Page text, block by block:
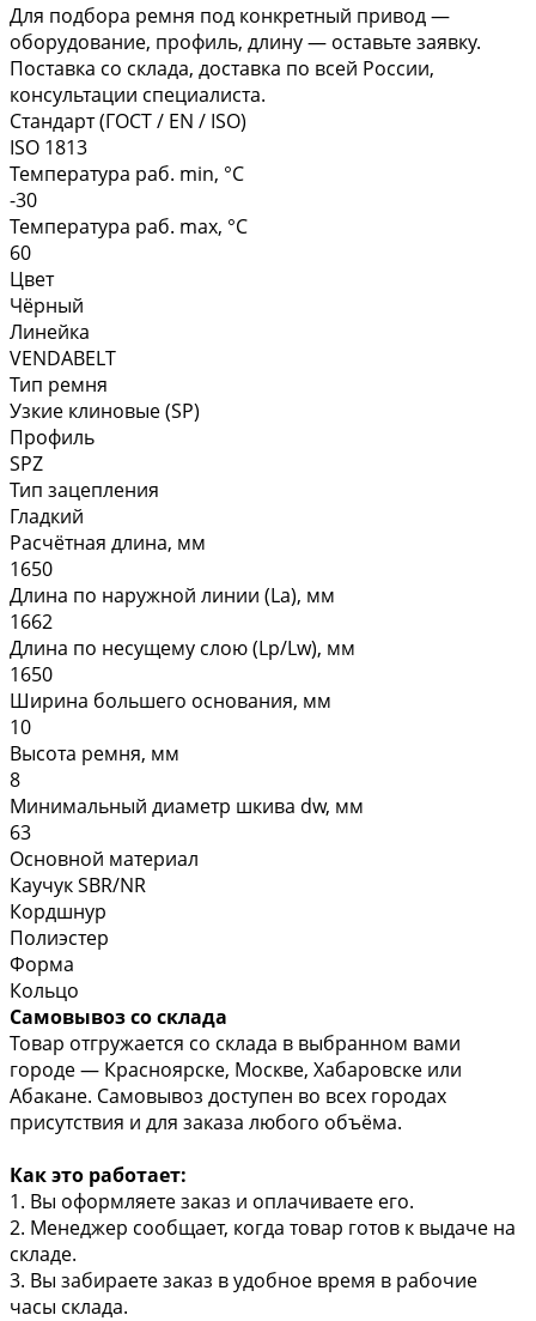
Для подбора ремня под конкретный привод —
оборудование, профиль, длину — оставьте заявку.
Поставка со склада, доставка по всей России,
консультации специалиста.
Стандарт (ГОСТ / EN / ISO)
ISO 1813
Температура раб. min, °C
-30
Температура раб. max, °C
60
Цвет
Чёрный
Линейка
VENDABELT
Тип ремня
Узкие клиновые (SP)
Профиль
SPZ
Тип зацепления
Гладкий
Расчётная длина, мм
1650
Длина по наружной линии (La), мм
1662
Длина по несущему слою (Lp/Lw), мм
1650
Ширина большего основания, мм
10
Высота ремня, мм
8
Минимальный диаметр шкива dw, мм
63
Основной материал
Каучук SBR/NR
Кордшнур
Полиэстер
Форма
Кольцо
Самовывоз со склада
Товар отгружается со склада в выбранном вами
городе — Красноярске, Москве, Хабаровске или
Абакане. Самовывоз доступен во всех городах
присутствия и для заказа любого объёма.
Как это работает:
1. Вы оформляете заказ и оплачиваете его.
2. Менеджер сообщает, когда товар готов к выдаче на
складе.
3. Вы забираете заказ в удобное время в рабочие
часы склада.